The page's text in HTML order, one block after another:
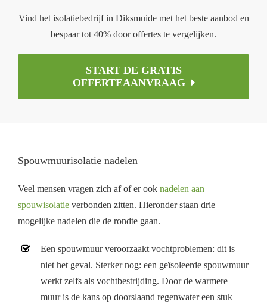
Vind het isolatiebedrijf in Diksmuide met het beste aanbod en
bespaar tot 40% door offertes te vergelijken.
START DE GRATIS
OFFERTEAANVRAAG
Spouwmuurisolatie nadelen
Veel mensen vragen zich af of er ook nadelen aan
spouwisolatie verbonden zitten. Hieronder staan drie
mogelijke nadelen die de rondte gaan.
Een spouwmuur veroorzaakt vochtproblemen: dit is
niet het geval. Sterker nog: een geïsoleerde spouwmuur
werkt zelfs als vochtbestrijding. Door de warmere
muur is de kans op doorslaand regenwater een stuk